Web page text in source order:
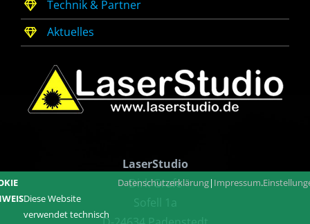
Technik & Partner
Aktuelles
LaserStudio
Dirk Grafe
Sofell 1a
Diese Website
verwendet technisch
Datenschutzerklärung| Impressum.